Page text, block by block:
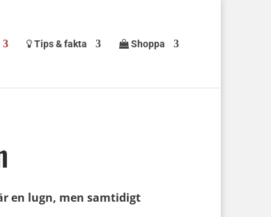
Tips & fakta Shoppa
en lugn, men samtidigt